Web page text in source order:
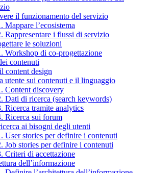
il funzionamento del servizio
Mappare l’ecosistema
Rappresentare i flussi di servizio
le soluzioni
Workshop di co-progettazione
contenuti
content design
utente sui contenuti e il linguaggio
Content discovery
Dati di ricerca (search keywords)
Ricerca tramite analytics
Ricerca sui forum
ai bisogni degli utenti
User stories per definire i contenuti
Job stories per definire i contenuti
Criteri di accettazione
dell’informazione